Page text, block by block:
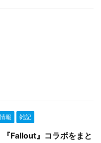
報 雑記
『Fallout』コラボをまと